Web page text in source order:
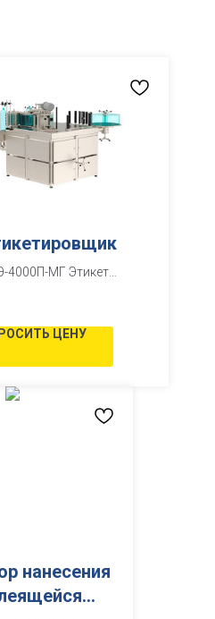
4000П-МГ Этикет
ЦЕНУ
нанесения